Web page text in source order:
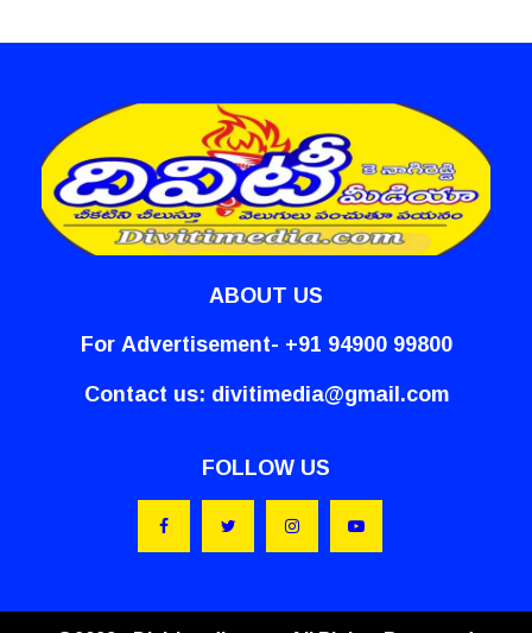
ABOUT US
For Advertisement- +91 94900 99800
Contact us: divitimedia@gmail.com
FOLLOW US